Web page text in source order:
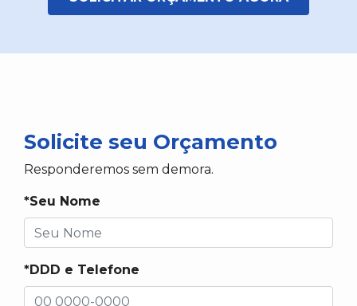
Solicite seu Orçamento
Responderemos sem demora.
*Seu Nome
*DDD e Telefone